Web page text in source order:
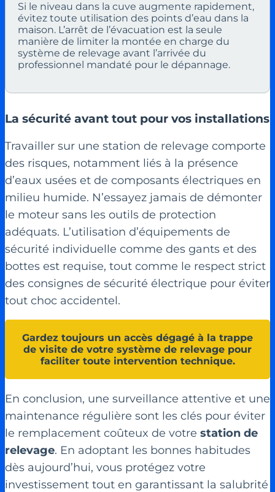
Si le niveau dans la cuve augmente rapidement,
évitez toute utilisation des points d’eau dans la
maison. L’arrêt de l’évacuation est la seule
manière de limiter la montée en charge du
système de relevage avant l’arrivée du
professionnel mandaté pour le dépannage.
La sécurité avant tout pour vos installations
Travailler sur une station de relevage comporte
des risques, notamment liés à la présence
d’eaux usées et de composants électriques en
milieu humide. N’essayez jamais de démonter
le moteur sans les outils de protection
adéquats. L’utilisation d’équipements de
sécurité individuelle comme des gants et des
bottes est requise, tout comme le respect strict
des consignes de sécurité électrique pour éviter
tout choc accidentel.
Gardez toujours un accès dégagé à la trappe
de visite de votre système de relevage pour
faciliter toute intervention technique.
En conclusion, une surveillance attentive et une
maintenance régulière sont les clés pour éviter
le remplacement coûteux de votre station de
relevage. En adoptant les bonnes habitudes
dès aujourd’hui, vous protégez votre
investissement tout en garantissant la salubrité